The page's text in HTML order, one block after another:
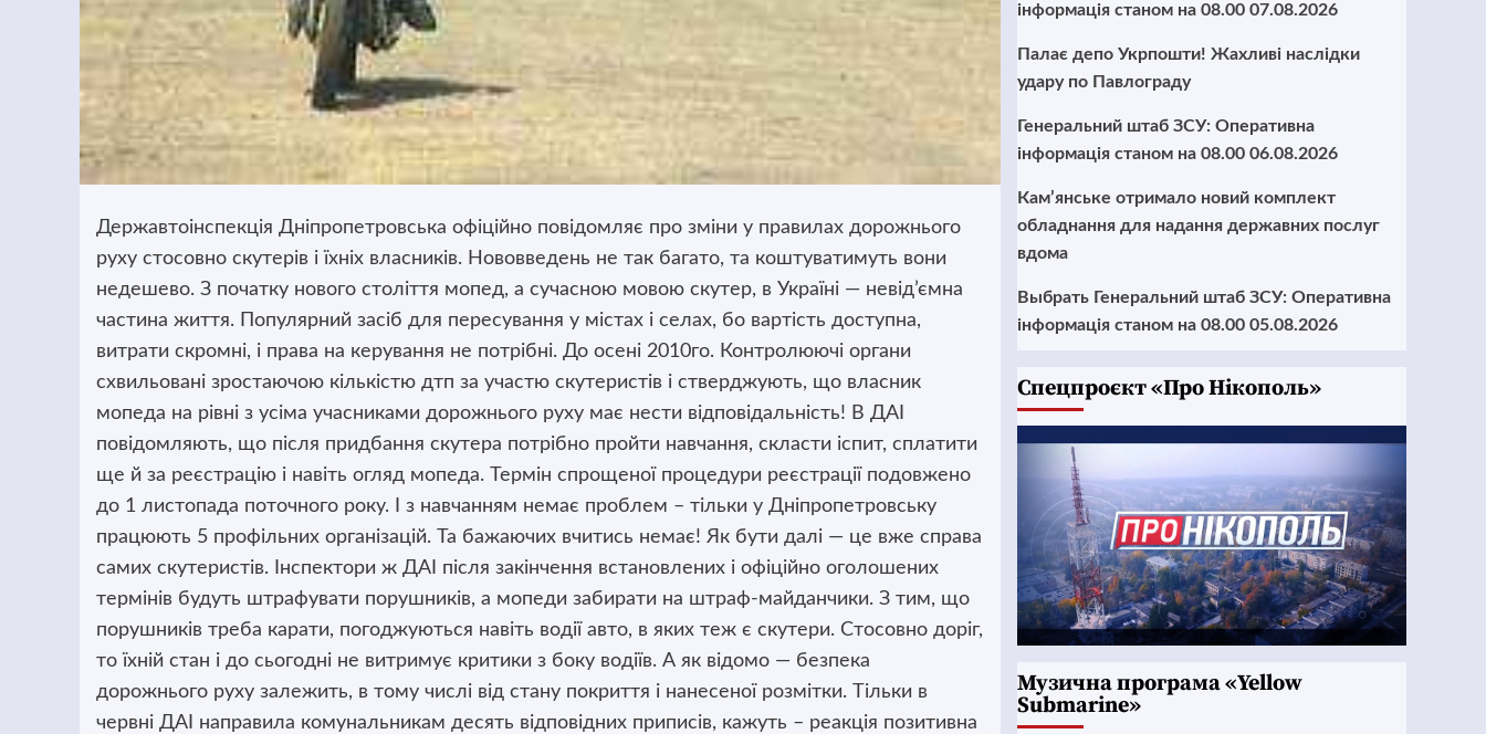
Державтоінспекція Дніпропетровська офіційно повідомляє про зміни у правилах дорожнього
руху стосовно скутерів і їхніх власників. Нововведень не так багато, та коштуватимуть вони
недешево. З початку нового століття мопед, а сучасною мовою скутер, в Україні — невід’ємна
частина життя. Популярний засіб для пересування у містах і селах, бо вартість доступна,
витрати скромні, і права на керування не потрібні. До осені 2010го. Контролюючі органи
схвильовані зростаючою кількістю дтп за участю скутеристів і стверджують, що власник
мопеда на рівні з усіма учасниками дорожнього руху має нести відповідальність! В ДАІ
повідомляють, що після придбання скутера потрібно пройти навчання, скласти іспит, сплатити
ще й за реєстрацію і навіть огляд мопеда. Термін спрощеної процедури реєстрації подовжено
до 1 листопада поточного року. І з навчанням немає проблем – тільки у Дніпропетровську
працюють 5 профільних організацій. Та бажаючих вчитись немає! Як бути далі — це вже справа
самих скутеристів. Інспектори ж ДАІ після закінчення встановлених і офіційно оголошених
термінів будуть штрафувати порушників, а мопеди забирати на штраф-майданчики. З тим, що
порушників треба карати, погоджуються навіть водії авто, в яких теж є скутери. Стосовно доріг,
то їхній стан і до сьогодні не витримує критики з боку водіїв. А як відомо — безпека
дорожнього руху залежить, в тому числі від стану покриття і нанесеної розмітки. Тільки в
червні ДАІ направила комунальникам десять відповідних приписів, кажуть – реакція позитивна
інформація станом на 08.00 07.08.2026
Палає депо Укрпошти! Жахливі наслідки
удару по Павлограду
Генеральний штаб ЗСУ: Оперативна
інформація станом на 08.00 06.08.2026
Кам’янське отримало новий комплект
обладнання для надання державних послуг
вдома
Выбрать Генеральний штаб ЗСУ: Оперативна
інформація станом на 08.00 05.08.2026
Cпецпроєкт «Про Нікополь»
Музична програма «Yellow
Submarine»